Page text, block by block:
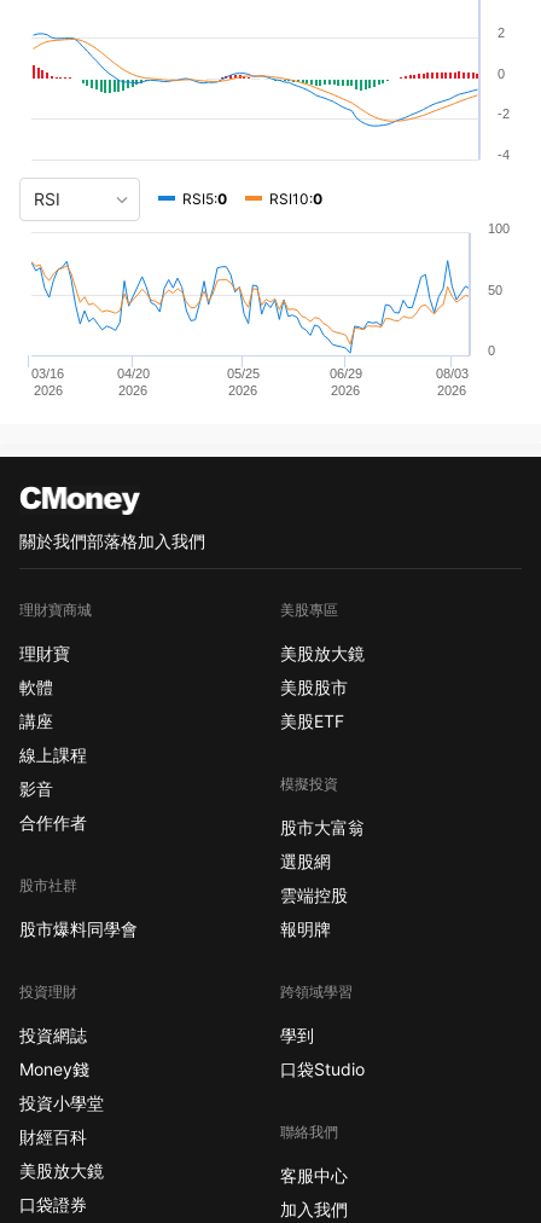
-4
-2
0
2
RSI5:0 RSI10:0
08/03
2026
03/16
2026
04/20
2026
05/25
2026
06/29
2026
0
50
100
關於我們部落格加入我們
理財寶商城
理財寶
軟體
講座
線上課程
影音
合作作者
股市社群
股市爆料同學會
投資理財
投資網誌
Money錢
投資小學堂
財經百科
美股放大鏡
口袋證券
美股專區
美股放大鏡
美股股市
美股ETF
模擬投資
股市大富翁
選股網
雲端控股
報明牌
跨領域學習
學到
口袋Studio
聯絡我們
客服中心
加入我們